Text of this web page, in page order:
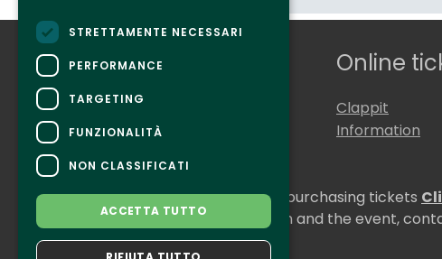
Who we are
Tenuta Selvaggia
Contacts
Online
Clappit
Information
CONTACTS
For information and support in purchasing tickets
For information on the program and the event,
Accessibility statement
STRETTAMENTE NECESSARI
PERFORMANCE
TARGETING
FUNZIONALITÀ
NON CLASSIFICATI
ACCETTA TUTTO